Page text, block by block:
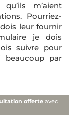
m’aient
Pourriez-
leur fournir
je dois
suivre pour
beaucoup par
offerte avec